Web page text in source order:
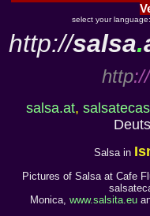
select your
http://salsa.
http://
salsa.at,
Salsa in
Pictures of Salsa at Cafe
Monica, www.salsita.eu